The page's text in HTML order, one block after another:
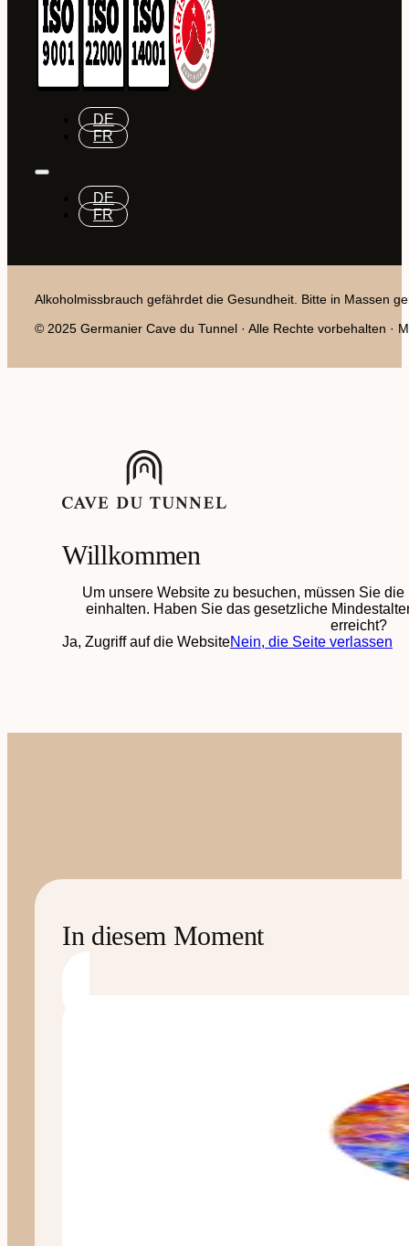
DE
FR
DE
FR
Alkoholmissbrauch gefährdet die Gesundheit. Bitte in Massen
© 2025 Germanier Cave du Tunnel · Alle Rechte vorbehalten ·
Willkommen
Um unsere Website zu besuchen, müssen Sie
einhalten. Haben Sie das gesetzliche
erreicht?
Ja, Zugriff auf die WebsiteNein, die Seite verlassen
In diesem Moment